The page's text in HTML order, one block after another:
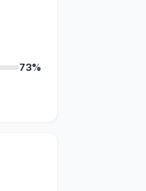
73%